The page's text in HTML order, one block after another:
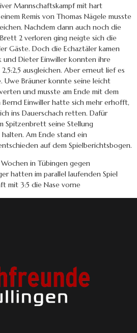
Mannschaftskampf mit hart
Remis von Thomas Nägele musste
Nachdem dann auch noch die
2 verloren ging neigte sich die
Gäste. Doch die Echaztäler kamen
und Dieter Einwiller konnten ihre
ausgleichen. Aber erneut lief es
Uwe Bräuner konnte seine leicht
und musste am Ende mit dem
Bernd Einwiller hatte sich mehr erhofft,
ins Dauerschach retten. Dafür
Spitzenbrett seine Stellung
Am Ende stand ein
auf dem Spielberichtsbogen.
in Tübingen gegen
hatten im parallel laufenden Spiel
mit 3:5 die Nase vorne